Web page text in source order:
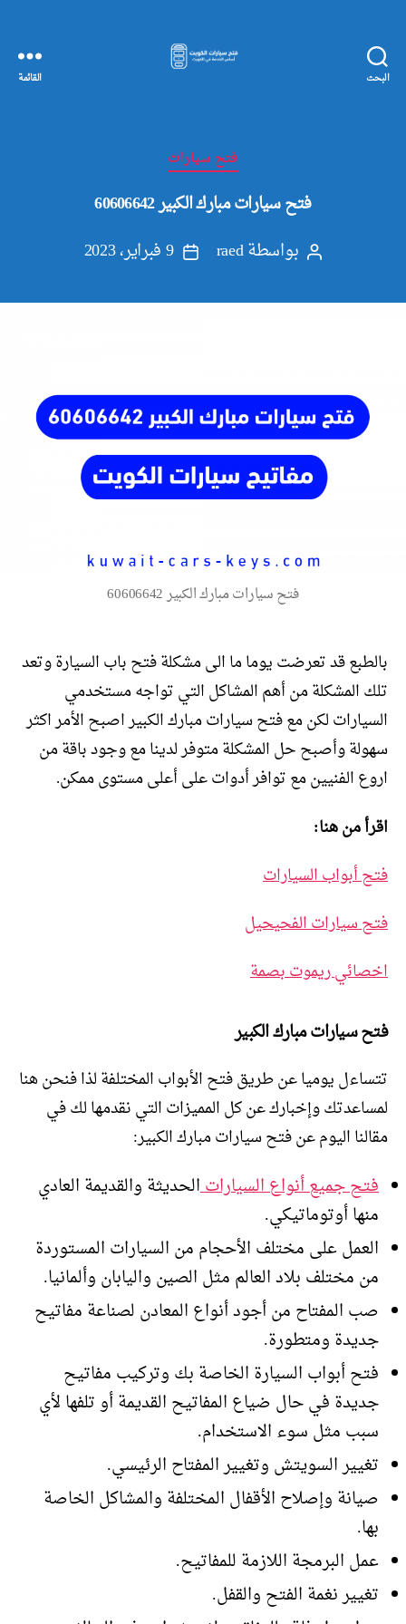
البحث
الكويت
القائمة
التصنيفات
فتح سيارات
فتح سيارات مبارك الكبير 60606642
كاتببواسطةraed
تاريخ
9 فبراير، 2023
فتح سيارات مبارك الكبير 60606642
بالطبع قد تعرضت يوما ما الى مشكلة فتح باب السيارة وتعد
تلك المشكلة من أهم المشاكل التي تواجه مستخدمي
السيارات لكن مع فتح سيارات مبارك الكبير اصبح الأمر اكثر
سهولة وأصبح حل المشكلة متوفر لدينا مع وجود باقة من
اروع الفنيين مع توافر أدوات على أعلى مستوى ممكن.
اقرأ من هنا:
فتح أبواب السيارات
فتح سيارات الفحيحيل
اخصائي ريموت بصمة
فتح سيارات مبارك الكبير
تتساءل يوميا عن طريق فتح الأبواب المختلفة لذا فنحن هنا
لمساعدتك وإخبارك عن كل المميزات التي نقدمها لك في
مقالنا اليوم عن فتح سيارات مبارك الكبير:
فتح جميع أنواع السياراتالحديثة والقديمة العادي
منها أوتوماتيكي.
العمل على مختلف الأحجام من السيارات المستوردة
من مختلف بلاد العالم مثل الصين واليابان وألمانيا.
صب المفتاح من أجود أنواع المعادن لصناعة مفاتيح
جديدة ومتطورة.
فتح أبواب السيارة الخاصة بك وتركيب مفاتيح
جديدة في حال ضياع المفاتيح القديمة أو تلفها لأي
سبب مثل سوء الاستخدام.
تغيير السويتش وتغيير المفتاح الرئيسي.
صيانة وإصلاح الأقفال المختلفة والمشاكل الخاصة
بها.
عمل البرمجة اللازمة للمفاتيح.
تغيير نغمة الفتح والقفل.